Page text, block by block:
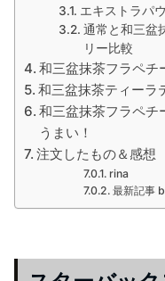
エキストラパ
通常と和三盆
リー比較
和三盆抹茶フラペチ
和三盆抹茶ティーラ
和三盆抹茶フラペチ
うまい！
注文したもの＆感想
rina
最新記事